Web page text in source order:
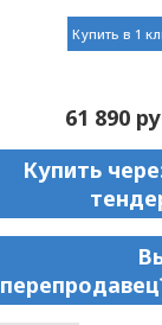
Купить в 1
61 890
Купить